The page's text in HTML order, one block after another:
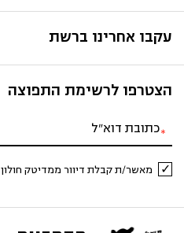
עקבו אחרינו ברשת
הצטרפו לרשימת התפוצה
מאשר/ת קבלת דיוור ממדיטק חולון